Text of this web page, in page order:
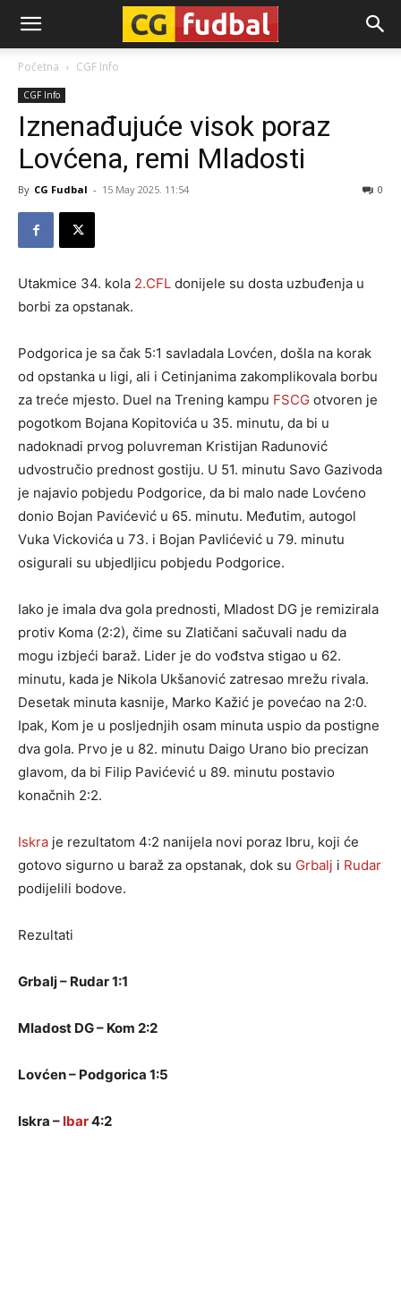
CG-
Fudbal
Početna CGF Info
CGF Info
Iznenađujuće visok poraz
Lovćena, remi Mladosti
By CG Fudbal - 15 May 2025. 11:54 0
Utakmice 34. kola 2.CFL donijele su dosta uzbuđenja u
borbi za opstanak.
Podgorica je sa čak 5:1 savladala Lovćen, došla na korak
od opstanka u ligi, ali i Cetinjanima zakomplikovala borbu
za treće mjesto. Duel na Trening kampu FSCG otvoren je
pogotkom Bojana Kopitovića u 35. minutu, da bi u
nadoknadi prvog poluvreman Kristijan Radunović
udvostručio prednost gostiju. U 51. minutu Savo Gazivoda
je najavio pobjedu Podgorice, da bi malo nade Lovćeno
donio Bojan Pavićević u 65. minutu. Međutim, autogol
Vuka Vickovića u 73. i Bojan Pavlićević u 79. minutu
osigurali su ubjedljicu pobjedu Podgorice.
Iako je imala dva gola prednosti, Mladost DG je remizirala
protiv Koma (2:2), čime su Zlatičani sačuvali nadu da
mogu izbjeći baraž. Lider je do vođstva stigao u 62.
minutu, kada je Nikola Ukšanović zatresao mrežu rivala.
Desetak minuta kasnije, Marko Kažić je povećao na 2:0.
Ipak, Kom je u posljednjih osam minuta uspio da postigne
dva gola. Prvo je u 82. minutu Daigo Urano bio precizan
glavom, da bi Filip Pavićević u 89. minutu postavio
konačnih 2:2.
Iskra je rezultatom 4:2 nanijela novi poraz Ibru, koji će
gotovo sigurno u baraž za opstanak, dok su Grbalj i Rudar
podijelili bodove.
Rezultati
Grbalj – Rudar 1:1
Mladost DG – Kom 2:2
Lovćen – Podgorica 1:5
Iskra – Ibar4:2